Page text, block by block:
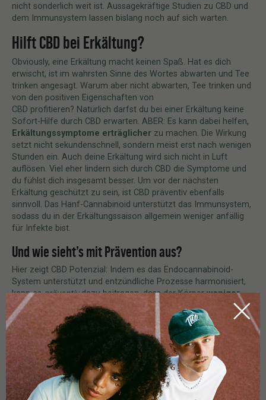
nicht sonderlich weit ist. Aussagekräftige Studien zu CBD und
dem Immunsystem lassen bislang noch auf sich warten.
Hilft CBD bei Erkältung?
Obviously, eine Erkältung macht keinen Spaß. Hat es dich
erwischt, ist im wahrsten Sinne des Wortes abwarten und Tee
trinken angesagt. Warum aber nicht abwarten, Tee trinken und
von den positiven Eigenschaften von
CBD profitieren? Natürlich darfst du bei einer Erkältung keine
Sofort-Hilfe durch CBD erwarten. ABER: Es kann dabei helfen,
Erkältungssymptome erträglicher zu machen. Die Wirkung
setzt nicht sekundenschnell, sondern meist erst nach wenigen
Stunden ein. Auch deine Erkältung wird sich nicht in Luft
auflösen. Viel eher lindern sich durch CBD die Symptome und
du fühlst dich insgesamt besser. Um vor der nächsten
Erkältung geschützt zu sein, ist CBD präventiv ebenfalls
sinnvoll. Das Hanf-Cannabinoid unterstützt das Immunsystem,
sodass du in der Erkältungssaison allgemein weniger anfällig
für Infekte bist.
Und wie sieht’s mit Prävention aus?
Hier zeigt CBD Potenzial: Indem es das Endocannabinoid-
System unterstützt und entzündliche Prozesse harmonisiert,
kann espräventivdazu beitragen, dass der Körperweniger
anfällig für Infekte wird. CBD kann das Immunsystem
natürlichnicht ersetzen, aber es kann es begleiten. Gerade in
der kalten Jahreszeit oder während der Pollensaison kann CBD
dabei helfen, den Körper zu entspannen,
Entzündungsreaktionen zu modulieren und das allgemeine
Wohlgefühl zu steigern. Klar ist: Die Forschung entwickelt sich
weiter, und viele Zusammenhänge stehen noch ganz am
Anfang. Doch die Erfahrungen vieler Anwender*innen zeigen,